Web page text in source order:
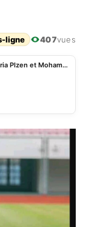
ligne 407vues
Ligue des champions: Viktoria Plzen et Mohamed Tidjani massacrés à Barcelone